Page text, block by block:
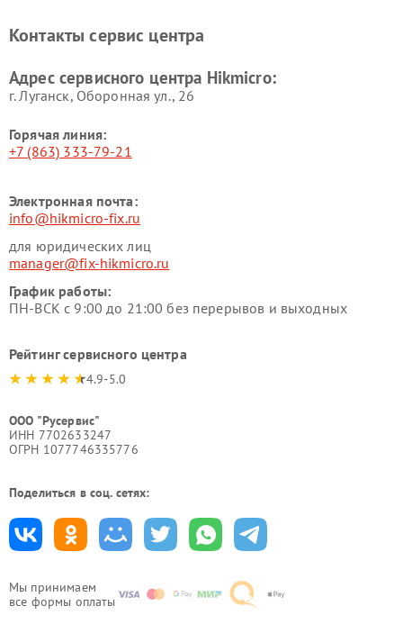
Мы принимаем
все формы оплаты
Контакты сервис центра
Адрес сервисного центра Hikmicro:
г. Луганск, Оборонная ул., 26
Горячая линия:
+7 (863) 333-79-21
Электронная почта:
info@hikmicro-fix.ru
для юридических лиц
manager@fix-hikmicro.ru
График работы:
ПН-ВСК с 9:00 до 21:00 без перерывов и выходных
Рейтинг сервисного центра
4.9-5.0
ООО "Русервис"
ИНН 7702633247
ОГРН 1077746335776
Поделиться в соц. сетях: